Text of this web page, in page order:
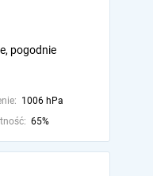
pogodnie
1006 hPa
65%